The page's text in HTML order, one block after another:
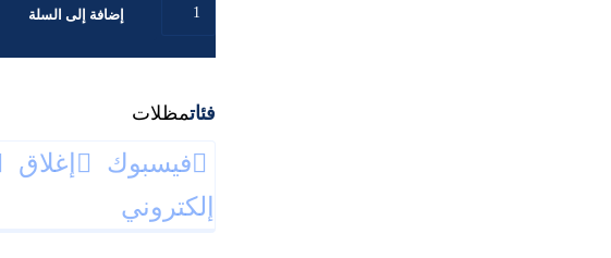
إضافة إلى السلة
فئاتمظلات
فيسبوك إغلاق
إلكتروني